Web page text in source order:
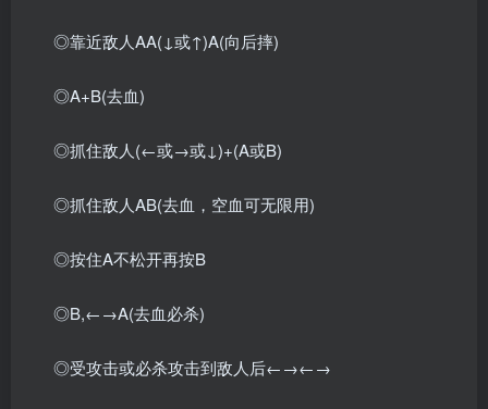
◎靠近敌人AA(↓或↑)A(向后摔)
◎A+B(去血)
◎抓住敌人(←或→或↓)+(A或B)
◎抓住敌人AB(去血，空血可无限用)
◎按住A不松开再按B
◎B,←→A(去血必杀)
◎受攻击或必杀攻击到敌人后←→←→